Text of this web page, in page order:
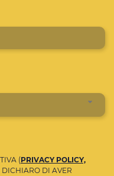
(PRIVACY POLICY,
DICHIARO DI AVER